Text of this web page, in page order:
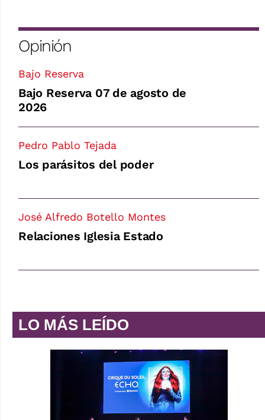
Opinión
Bajo Reserva
Bajo Reserva 07 de agosto de
2026
Pedro Pablo Tejada
Los parásitos del poder
José Alfredo Botello Montes
Relaciones Iglesia Estado
LO MÁS LEÍDO